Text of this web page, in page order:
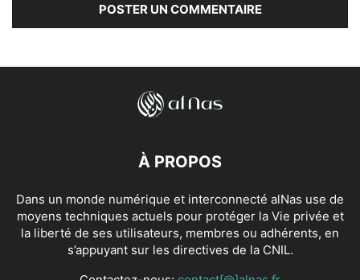
À PROPOS
Dans un monde numérique et interconnecté alNas use de
moyens techniques actuels pour protéger la Vie privée et
la liberté de ses utilisateurs, membres ou adhérents, en
s’appuyant sur les directives de la CNIL.